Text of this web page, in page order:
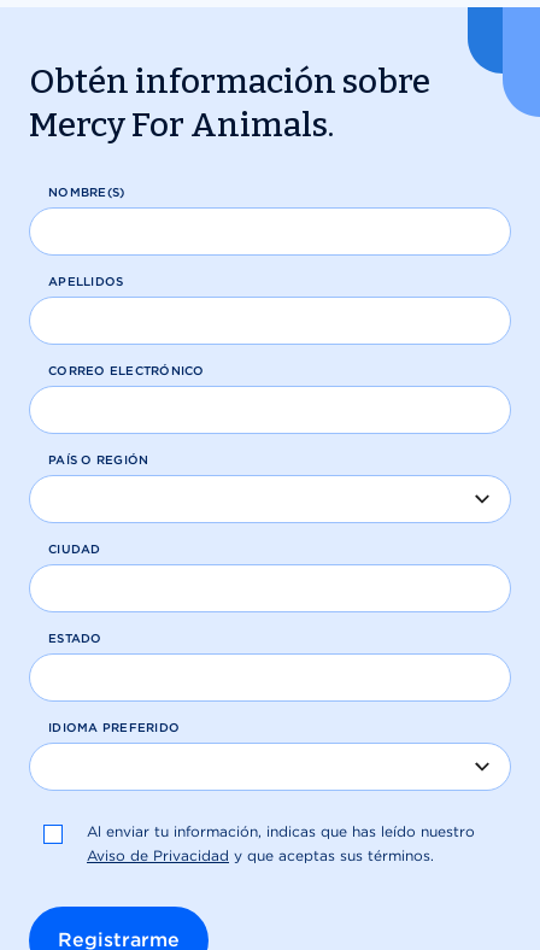
Obtén información sobre
Mercy For Animals.